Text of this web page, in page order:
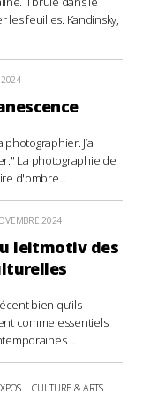
les feuilles. Kandinsky,
J’ai
La photographie de
d'ombre...
2024
leitmotiv des
bien qu’ils
comme essentiels
CULTURE & ARTS